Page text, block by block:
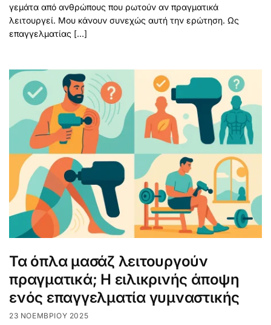
γεμάτα από ανθρώπους που ρωτούν αν πραγματικά
λειτουργεί. Μου κάνουν συνεχώς αυτή την ερώτηση. Ως
επαγγελματίας […]
Τα όπλα μασάζ λειτουργούν
πραγματικά; Η ειλικρινής άποψη
ενός επαγγελματία γυμναστικής
23 ΝΟΕΜΒΡΊΟΥ 2025